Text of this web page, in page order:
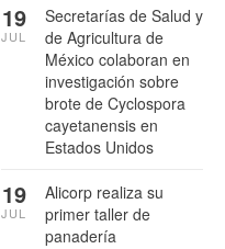
Secretarías de Salud y
de Agricultura de
México colaboran en
investigación sobre
brote de Cyclospora
cayetanensis en
Estados Unidos
19
JUL
Alicorp realiza su
primer taller de
panadería
19
JUL